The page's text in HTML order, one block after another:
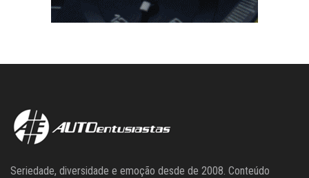
Seriedade, diversidade e emoção desde de 2008. Conteúdo